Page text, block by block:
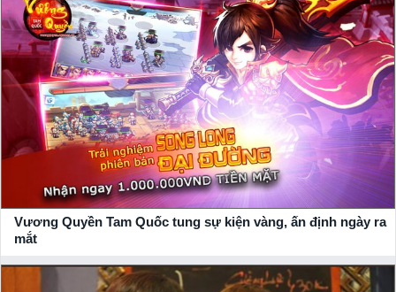
Vương Quyền Tam Quốc tung sự kiện vàng, ấn định ngày ra
mắt